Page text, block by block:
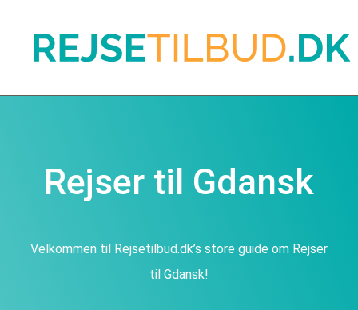
Rejser til Gdansk
Velkommen til Rejsetilbud.dk’s store guide om Rejser
til Gdansk!